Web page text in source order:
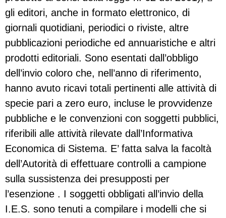
gli editori, anche in formato elettronico, di
giornali quotidiani, periodici o riviste, altre
pubblicazioni periodiche ed annuaristiche e altri
prodotti editoriali. Sono esentati dall’obbligo
dell’invio coloro che, nell’anno di riferimento,
hanno avuto ricavi totali pertinenti alle attività di
specie pari a zero euro, incluse le provvidenze
pubbliche e le convenzioni con soggetti pubblici,
riferibili alle attività rilevate dall’Informativa
Economica di Sistema. E’ fatta salva la facoltà
dell’Autorità di effettuare controlli a campione
sulla sussistenza dei presupposti per
l’esenzione . I soggetti obbligati all’invio della
I.E.S. sono tenuti a compilare i modelli che si